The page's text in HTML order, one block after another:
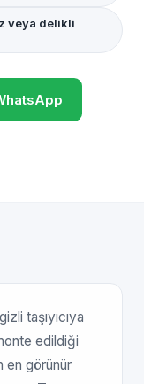
veya delikli
taşıyıcıya
edildiği
en görünür